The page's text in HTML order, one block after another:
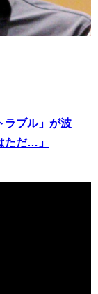
ラブル」が波
だ…」